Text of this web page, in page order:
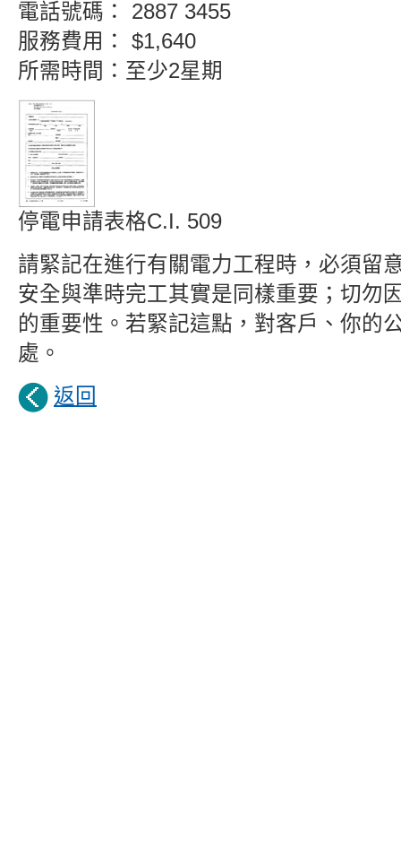
電話號碼： 2887 3455
服務費用： $1,640
所需時間：至少2星期
停電申請表格C.I. 509
請緊記在進行有關電力工程時，必須留
安全與準時完工其實是同樣重要；切勿
的重要性。若緊記這點，對客戶、你的
處。
返回